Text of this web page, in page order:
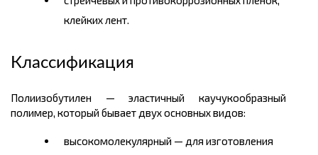
клейких лент.
Классификация
Полиизобутилен — эластичный каучукообразный
полимер, который бывает двух основных видов:
высокомолекулярный — для изготовления